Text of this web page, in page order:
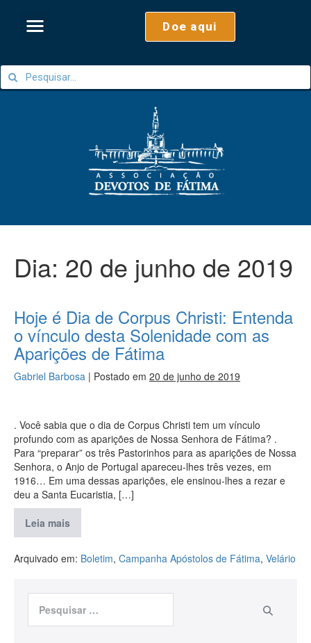
Doe aqui
Dia: 20 de junho de 2019
Hoje é Dia de Corpus Christi: Entenda
o vínculo desta Solenidade com as
Aparições de Fátima
Gabriel Barbosa | Postado em 20 de junho de 2019
. Você sabia que o dia de Corpus Christi tem um vínculo
profundo com as aparições de Nossa Senhora de Fátima? .
Para “preparar” os três Pastorinhos para as aparições de Nossa
Senhora, o Anjo de Portugal apareceu-lhes três vezes, em
1916… Em uma dessas aparições, ele ensinou-lhes a rezar e
deu a Santa Eucaristia, […]
Leia mais
Arquivado em: Boletim, Campanha Apóstolos de Fátima, Velário